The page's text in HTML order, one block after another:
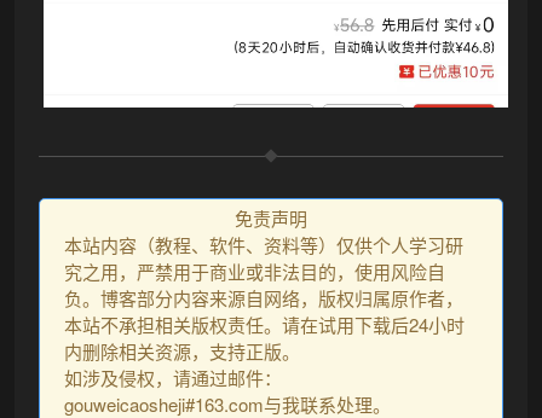
❄
免责声明
本站内容（教程、软件、资料等）仅供个人学习研
究之用，严禁用于商业或非法目的，使用风险自
负。博客部分内容来源自网络，版权归属原作者，
本站不承担相关版权责任。请在试用下载后24小时
内删除相关资源，支持正版。
如涉及侵权，请通过邮件：
gouweicaosheji#163.com与我联系处理。